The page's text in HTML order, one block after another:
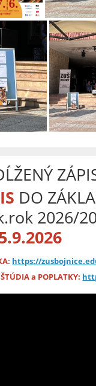
DO
2026/
: https://
a POPLATKY: